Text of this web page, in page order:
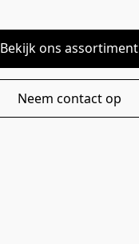
Bekijk ons assortiment
Neem contact op